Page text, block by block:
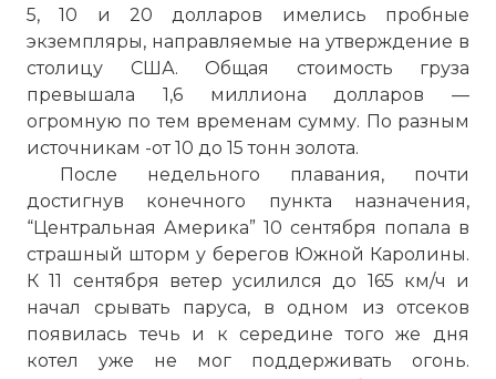
5, 10 и 20 долларов имелись пробные
экземпляры, направляемые на утверждение в
столицу США. Общая стоимость груза
превышала 1,6 миллиона долларов —
огромную по тем временам сумму. По разным
источникам -от 10 до 15 тонн золота.
После недельного плавания, почти
достигнув конечного пункта назначения,
“Центральная Америка” 10 сентября попала в
страшный шторм у берегов Южной Каролины.
К 11 сентября ветер усилился до 165 км/ч и
начал срывать паруса, в одном из отсеков
появилась течь и к середине того же дня
котел уже не мог поддерживать огонь.